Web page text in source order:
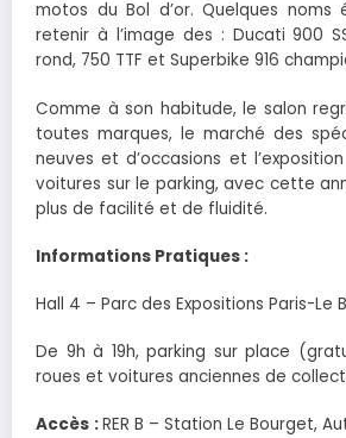
motos du Bol d’or. Quelques noms
retenir à l’image des : Ducati 900
rond, 750 TTF et Superbike 916
Comme à son habitude, le salon
toutes marques, le marché des
neuves et d’occasions et
voitures sur le parking, avec cette
plus de facilité et de fluidité.
Informations Pratiques :
Hall 4 – Parc des Expositions Paris-Le
De 9h à 19h, parking sur place
roues et voitures anciennes de
Accès :RER B – Station Le Bourget,